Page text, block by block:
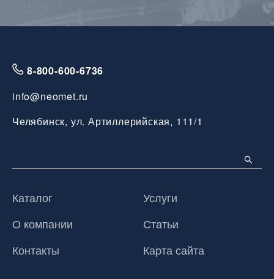
8-800-600-6736
info@neomet.ru
Челябинск, ул. Артиллерийская, 111/1
Каталог
Услуги
О компании
Статьи
Контакты
Карта сайта